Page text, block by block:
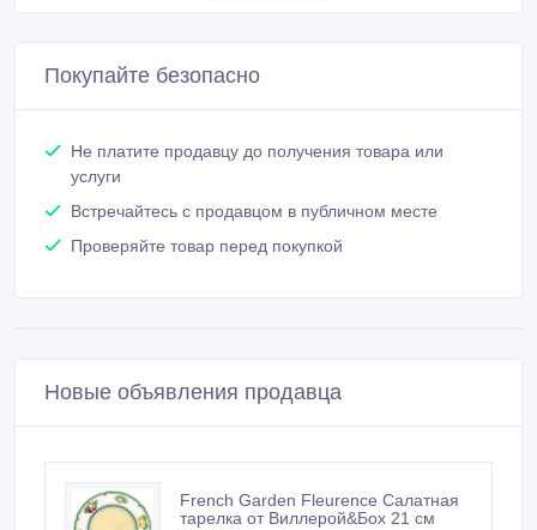
Покупайте безопасно
Не платите продавцу до получения товара или
услуги
Встречайтесь с продавцом в публичном месте
Проверяйте товар перед покупкой
Новые объявления продавца
French Garden Fleurence Салатная
тарелка от Виллерой&Бох 21 см